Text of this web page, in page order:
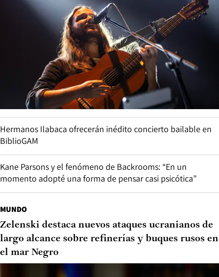
Hermanos Ilabaca ofrecerán inédito concierto bailable en
BiblioGAM
Kane Parsons y el fenómeno de Backrooms: “En un
momento adopté una forma de pensar casi psicótica”
MUNDO
Zelenski destaca nuevos ataques ucranianos de
largo alcance sobre refinerías y buques rusos en
el mar Negro